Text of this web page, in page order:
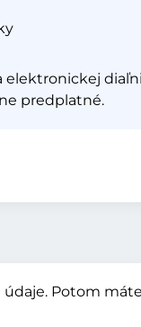
predplatné.
Potom